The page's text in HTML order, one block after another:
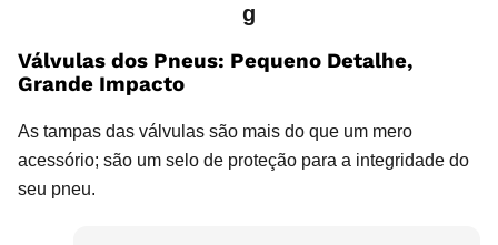
g
Válvulas dos Pneus: Pequeno Detalhe,
Grande Impacto
As tampas das válvulas são mais do que um mero
acessório; são um selo de proteção para a integridade do
seu pneu.